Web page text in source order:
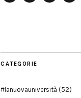
CATEGORIE
#lanuovauniversità (52)